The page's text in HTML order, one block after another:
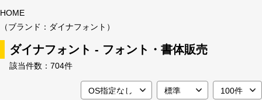
特集
おすすめ
年間ライセンス商品
商品名
HOME
（ブランド：ダイナフォント）
ダイナフォント - フォント・書体販売
該当件数： 704件